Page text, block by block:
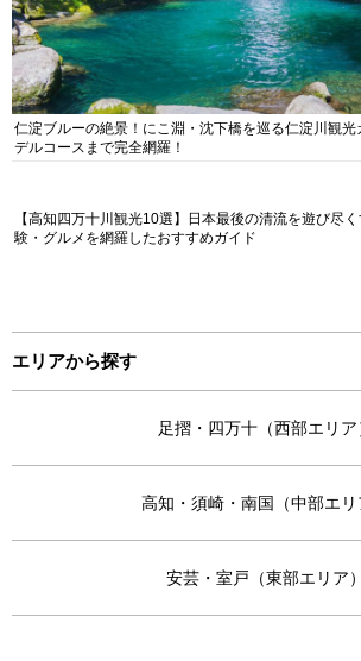
仁淀ブルーの絶景！にこ淵・沈下橋を巡る仁淀川観
デルコースまで完全網羅！
【高知四万十川観光10選】日本最後の清流を遊び尽
験・グルメを網羅したおすすめガイド
エリアから探す
足摺・四万十（西部エリア
高知・須崎・南国（中部エリ
安芸・室戸（東部エリア）